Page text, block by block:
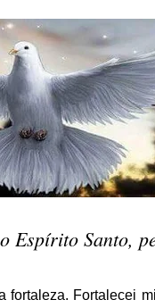
Espírito Santo,
fortaleza. Fortalecei